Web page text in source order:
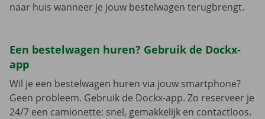
naar huis wanneer je jouw bestelwagen terugbrengt.
Een bestelwagen huren? Gebruik de Dockx-
app
Wil je een bestelwagen huren via jouw smartphone?
Geen probleem. Gebruik de Dockx-app. Zo reserveer je
24/7 een camionette: snel, gemakkelijk en contactloos.